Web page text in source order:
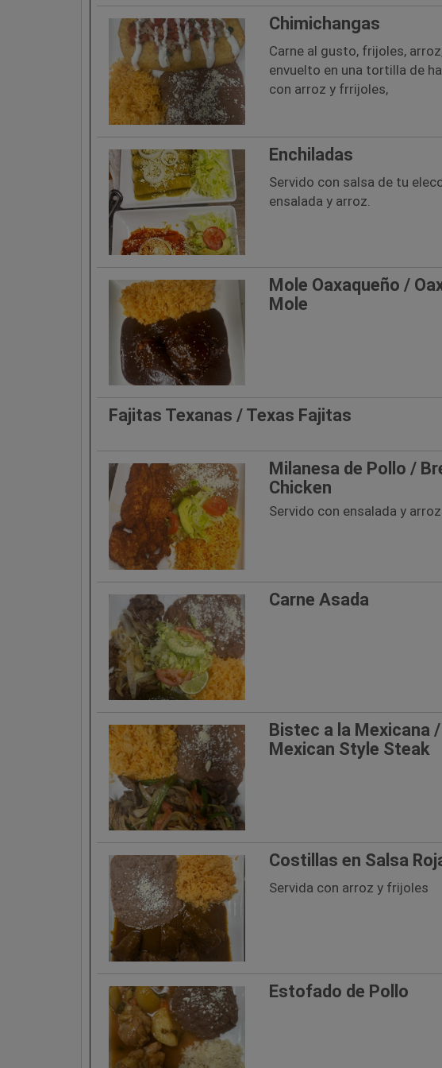
Chimichangas
Carne al gusto, frijoles,
envuelto en una tortilla de
con arroz y frrijoles,
Enchiladas
Servido con salsa de tu
ensalada y arroz.
Mole Oaxaqueño /
Mole
Fajitas Texanas / Texas Fajitas
Milanesa de Pollo /
Chicken
Servido con ensalada y arroz
Carne Asada
Bistec a la Mexicana /
Mexican Style Steak
Costillas en Salsa
Servida con arroz y frijoles
Estofado de Pollo